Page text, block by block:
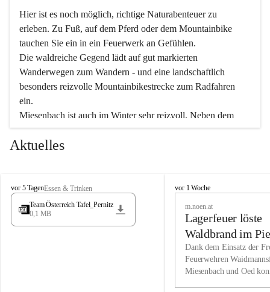
Hier ist es noch möglich, richtige Naturabenteuer zu
erleben. Zu Fuß, auf dem Pferd oder dem Mountainbike
tauchen Sie ein in ein Feuerwerk an Gefühlen.
Die waldreiche Gegend lädt auf gut markierten
Wanderwegen zum Wandern - und eine landschaftlich
besonders reizvolle Mountainbikestrecke zum Radfahren
ein.
Miesenbach ist auch im Winter sehr reizvoll. Neben dem
Eisstockschießen gibt es auf dem nahe gelegenen Unterberg
wunderschöne Naturschneepisten, die zum Schifahren oder
vielfältige Angebot unserer Kulturvereine.
Überzeugen Sie sich selbst, dass Sie in Miesenbach sowie
in den Beherbergungsbetrieben, Gaststätten und urigen
Wir kennen Miesenbach als lebens- und liebenswerten Ort.
Tradition und Innovation werden ebenso groß geschrieben
Aktuelles
M
i
s
vor 5 TagenEssen & Trinken
Team Österreich Tafel_Pernitz
0,1 MB
M
h
vor 1 Woche
m.noen.at
Lagerfeuer löste
Waldbrand im
aus
Dank dem Einsatz der
Feuerwehren
Miesenbach und Oed